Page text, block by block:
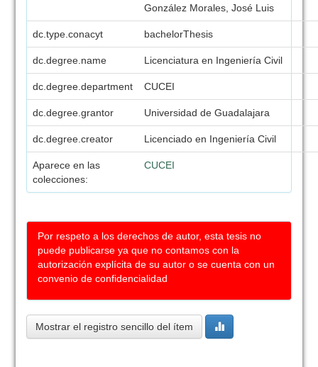
González Morales, José Luis
dc.type.conacyt bachelorThesis
dc.degree.name Licenciatura en Ingeniería Civil
dc.degree.department CUCEI
dc.degree.grantor Universidad de Guadalajara
dc.degree.creator Licenciado en Ingeniería Civil
Aparece en las
colecciones:
CUCEI
Por respeto a los derechos de autor, esta tesis no
puede publicarse ya que no contamos con la
autorización explícita de su autor o se cuenta con un
convenio de confidencialidad
Mostrar el registro sencillo del ítem